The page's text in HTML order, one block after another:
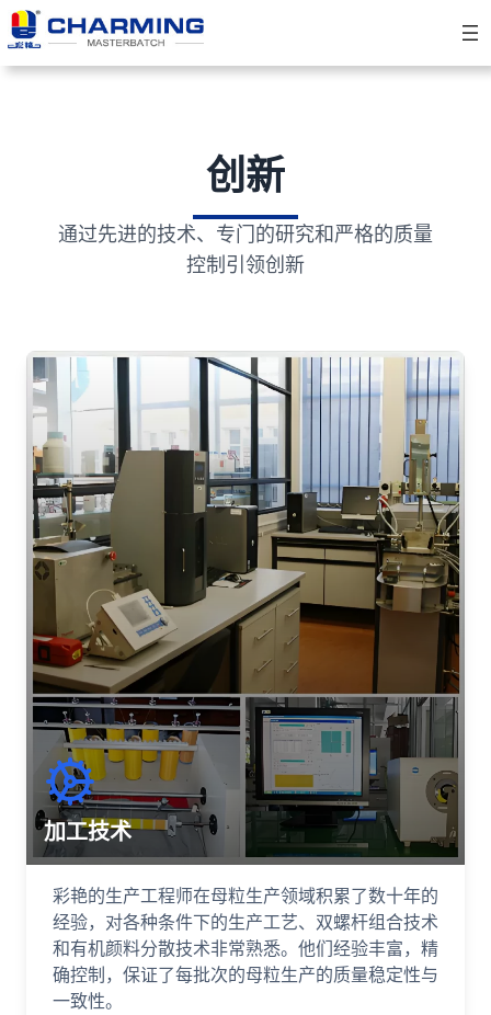
创新
通过先进的技术、专门的研究和严格的质量
控制引领创新
加工技术
彩艳的生产工程师在母粒生产领域积累了数十年的
经验，对各种条件下的生产工艺、双螺杆组合技术
和有机颜料分散技术非常熟悉。他们经验丰富，精
确控制，保证了每批次的母粒生产的质量稳定性与
一致性。